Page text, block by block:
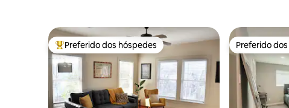
Entre os melhores preferidos dos hóspedes
Preferido dos hóspedes Preferido
Preferido